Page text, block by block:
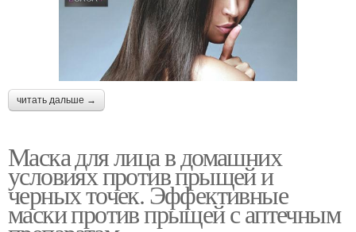
читать дальше →
Маска для лица в домашних
условиях против прыщей и
черных точек. Эффективные
маски против прыщей с аптечным